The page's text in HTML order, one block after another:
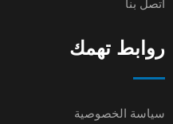
اتصل بنا
روابط تهمك
سياسة الخصوصية